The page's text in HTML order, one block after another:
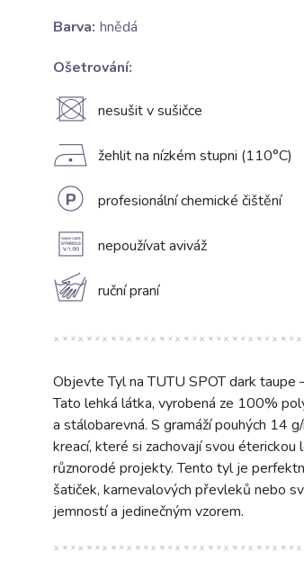
Barva: hnědá
Ošetrování:
U nesušit v sušičce
D žehlit na nízkém stupni (110°C)
L profesionální chemické čištění
A nepoužívat aviváž
c ruční praní
Objevte Tyl na TUTU SPOT dark taupe
Tato lehká látka, vyrobená ze 100%
a stálobarevná. S gramáží pouhých 14
kreací, které si zachovají svou
různorodé projekty. Tento tyl je
šatiček, karnevalových převleků nebo
jemností a jedinečným vzorem.